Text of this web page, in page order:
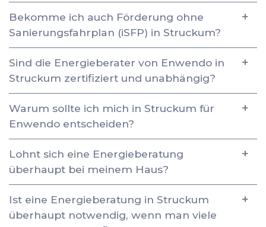
Bekomme ich auch Förderung ohne
Sanierungsfahrplan (iSFP) in Struckum?
Sind die Energieberater von Enwendo in
Struckum zertifiziert und unabhängig?
Warum sollte ich mich in Struckum für
Enwendo entscheiden?
Lohnt sich eine Energieberatung
überhaupt bei meinem Haus?
Ist eine Energieberatung in Struckum
überhaupt notwendig, wenn man viele